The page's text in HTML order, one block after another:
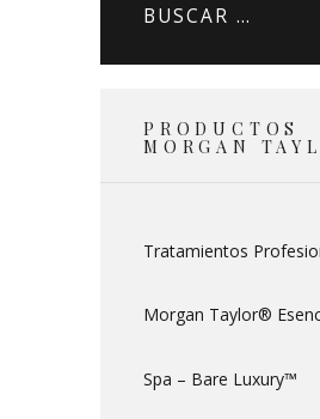
Buscar:
PRODUCTOS
MORGAN
Tratamientos
Morgan Taylor®
Spa – Bare Luxury™